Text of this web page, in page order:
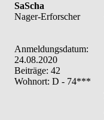
SaScha
Nager-Erforscher
Anmeldungsdatum:
24.08.2020
Beiträge: 42
Wohnort: D - 74***